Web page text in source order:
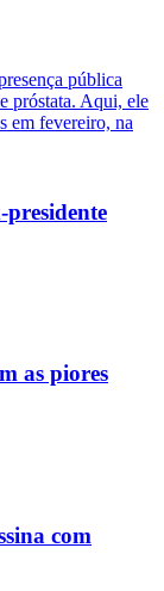
presidente
as piores
com